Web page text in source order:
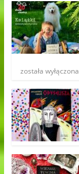
została wyłączona